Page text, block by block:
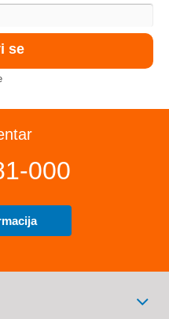
000